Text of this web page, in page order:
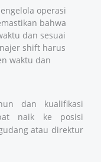
operasi
bahwa
dan sesuai
shift harus
waktu dan
dan kualifikasi
naik ke posisi
atau direktur